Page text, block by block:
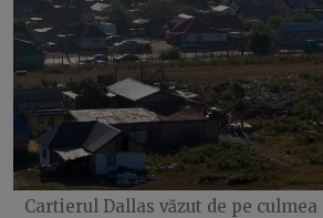
Cartierul Dallas văzut de pe culmea